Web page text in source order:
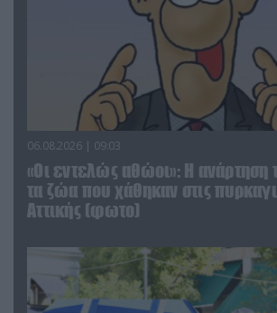
06.08.2026 | 09:03
«Οι εντελώς αθώοι»: Η ανάρτηση
τα ζώα που χάθηκαν στις
Αττικής (φωτο)